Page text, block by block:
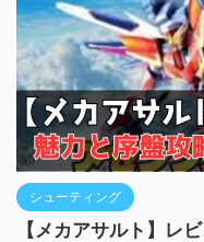
シューティング
【メカアサルト】レ